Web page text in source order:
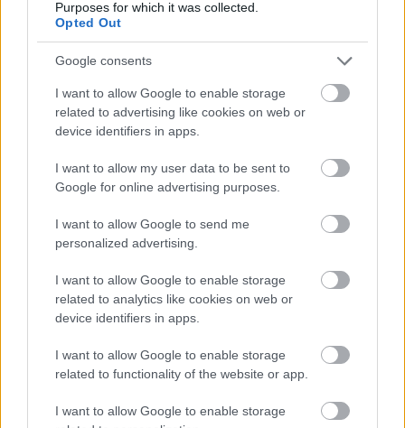
Purposes for which it was collected.
Opted Out
Google consents
I want to allow Google to enable storage
related to advertising like cookies on web or
device identifiers in apps.
I want to allow my user data to be sent to
Google for online advertising purposes.
I want to allow Google to send me
personalized advertising.
I want to allow Google to enable storage
related to analytics like cookies on web or
device identifiers in apps.
I want to allow Google to enable storage
related to functionality of the website or app.
I want to allow Google to enable storage
Megosztás
Küldés
keresőben könnyebben megtaláld a
glamour.hu cikkeit
MARION COTILLARD ROGER VIVIER VÖRÖS SZŐNYEG